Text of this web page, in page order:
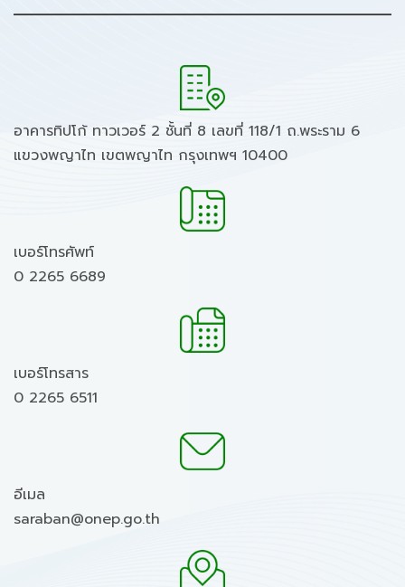
อาคารทิปโก้ ทาวเวอร์ 2 ชั้นที่ 8 เลขที่ 118/1 ถ.พระราม 6
แขวงพญาไท เขตพญาไท กรุงเทพฯ 10400
เบอร์โทรศัพท์
0 2265 6689
เบอร์โทรสาร
0 2265 6511
อีเมล
saraban@onep.go.th